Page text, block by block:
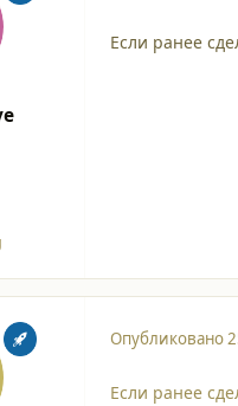
Если ранее
Опубликовано
Если ранее